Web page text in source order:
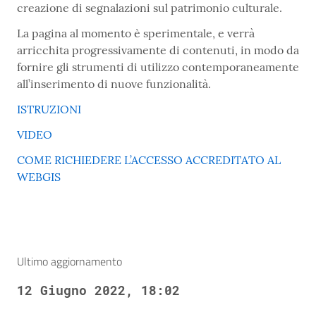
creazione di segnalazioni sul patrimonio culturale.
La pagina al momento è sperimentale, e verrà
arricchita progressivamente di contenuti, in modo da
fornire gli strumenti di utilizzo contemporaneamente
all’inserimento di nuove funzionalità.
ISTRUZIONI
VIDEO
COME RICHIEDERE L’ACCESSO ACCREDITATO AL
WEBGIS
Ultimo aggiornamento
12 Giugno 2022, 18:02